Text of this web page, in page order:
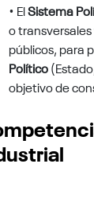
• ElSistema
o
públicos, para
Político
objetivo de